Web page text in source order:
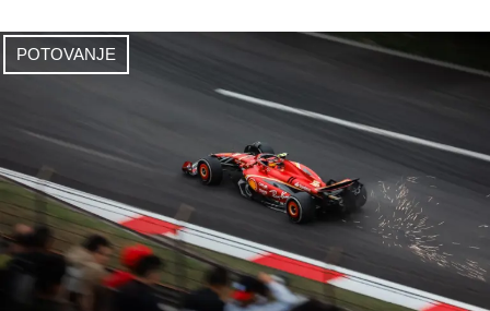
POTOVANJE